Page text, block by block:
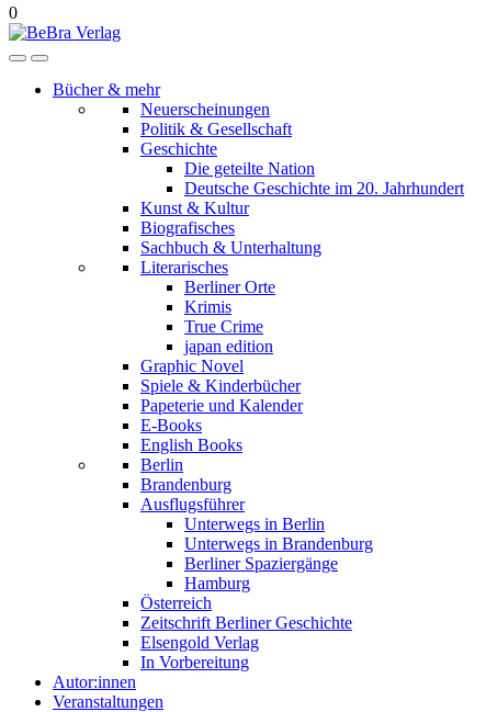
0
Bücher & mehr
Neuerscheinungen
Politik & Gesellschaft
Geschichte
Die geteilte Nation
Deutsche Geschichte im 20. Jahrhundert
Kunst & Kultur
Biografisches
Sachbuch & Unterhaltung
Literarisches
Berliner Orte
Krimis
True Crime
japan edition
Graphic Novel
Spiele & Kinderbücher
Papeterie und Kalender
E-Books
English Books
Berlin
Brandenburg
Ausflugsführer
Unterwegs in Berlin
Unterwegs in Brandenburg
Berliner Spaziergänge
Hamburg
Österreich
Zeitschrift Berliner Geschichte
Elsengold Verlag
In Vorbereitung
Autor:innen
Veranstaltungen